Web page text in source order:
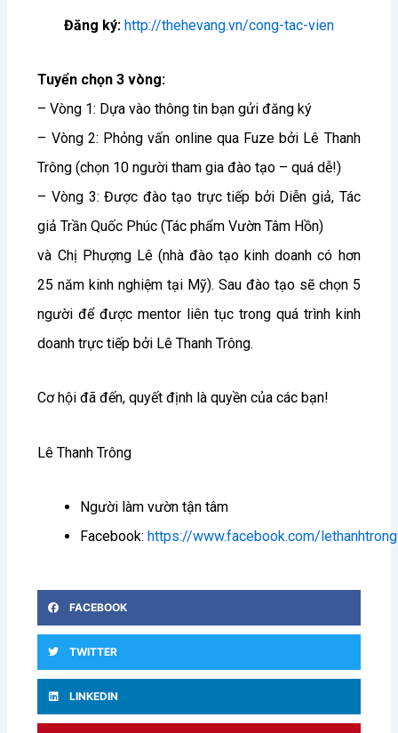
Đăng ký: http://thehevang.vn/cong-tac-vien
Tuyển chọn 3 vòng:
– Vòng 1: Dựa vào thông tin bạn gửi đăng ký
– Vòng 2: Phỏng vấn online qua Fuze bởi Lê Thanh
Trông (chọn 10 người tham gia đào tạo – quá dễ!)
– Vòng 3: Được đào tạo trực tiếp bởi Diễn giả, Tác
giả Trần Quốc Phúc (Tác phẩm Vườn Tâm Hồn)
và Chị Phượng Lê (nhà đào tạo kinh doanh có hơn
25 năm kinh nghiệm tại Mỹ). Sau đào tạo sẽ chọn 5
người để được mentor liên tục trong quá trình kinh
doanh trực tiếp bởi Lê Thanh Trông.
Cơ hội đã đến, quyết định là quyền của các bạn!
Lê Thanh Trông
Người làm vườn tận tâm
Facebook: https://www.facebook.com/
FACEBOOK
TWITTER
LINKEDIN